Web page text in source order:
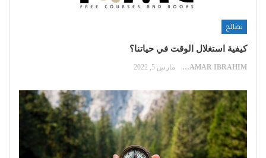
نصائح
كيفية استغلال الوقت في حياتنا؟
SAMAR IBRAHIM مارس 5, 2022